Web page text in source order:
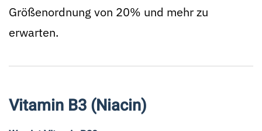
Größenordnung von 20% und mehr zu
erwarten.
Vitamin B3 (Niacin)